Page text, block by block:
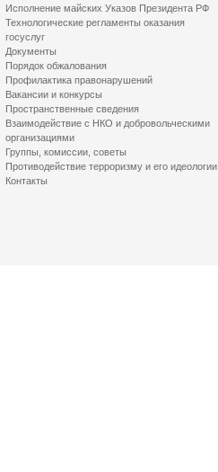
Исполнение майских Указов Президента РФ
Технологические регламенты оказания
госуслуг
Документы
Порядок обжалования
Профилактика правонарушений
Вакансии и конкурсы
Пространственные сведения
Взаимодействие с НКО и добровольческими
организациями
Группы, комиссии, советы
Противодействие терроризму и его идеологии
Контакты